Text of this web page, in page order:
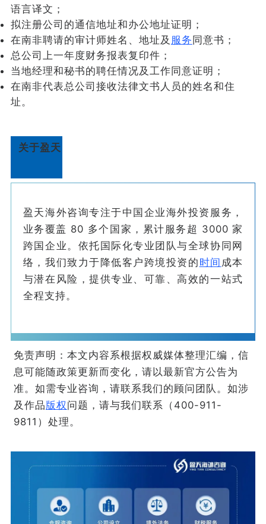
语言译文；
拟注册公司的通信地址和办公地址证明；
在南非聘请的审计师姓名、地址及 服务同意书；
总公司上一年度财务报表复印件；
当地经理和秘书的聘任情况及工作同意证明；
在南非代表总公司接收法律文书人员的姓名和住
址。
关于盈天
盈天海外咨询专注于中国企业海外投资服务，
业务覆盖 80 多个国家，累计服务超 3000 家
跨国企业。依托国际化专业团队与全球协同网
络，我们致力于降低客户跨境投资的 时间 成本
与潜在风险，提供专业、可靠、高效的一站式
全程支持。
免责声明：本文内容系根据权威媒体整理汇编，信
息可能随政策更新而变化，请以最新官方公告为
准。如需专业咨询，请联系我们的顾问团队。如涉
及作品版权 问题，请与我们联系（400-911-
9811）处理。